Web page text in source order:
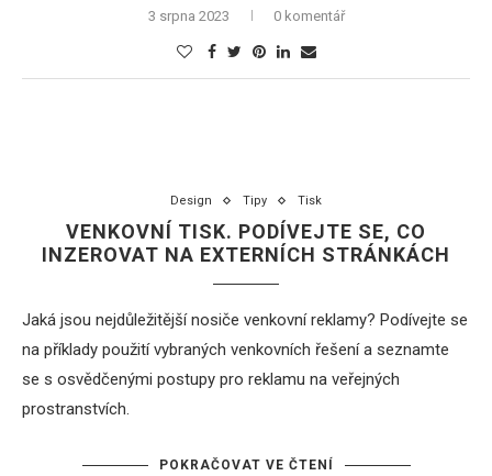
3 srpna 2023 0 komentář
Design Tipy Tisk
VENKOVNÍ TISK. PODÍVEJTE SE, CO
INZEROVAT NA EXTERNÍCH STRÁNKÁCH
Jaká jsou nejdůležitější nosiče venkovní reklamy? Podívejte se
na příklady použití vybraných venkovních řešení a seznamte
se s osvědčenými postupy pro reklamu na veřejných
prostranstvích.
POKRAČOVAT VE ČTENÍ